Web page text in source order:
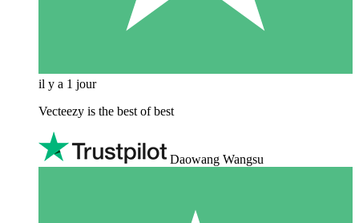
il y a 1 jour
Vecteezy is the best of best
Daowang Wangsu